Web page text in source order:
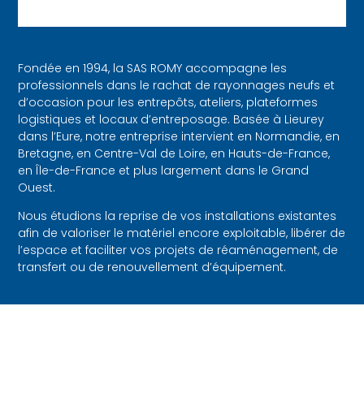
Fondée en 1994, la SAS ROMY accompagne les
professionnels dans le rachat de rayonnages neufs et
d’occasion pour les entrepôts, ateliers, plateformes
logistiques et locaux d’entreposage. Basée à Lieurey
dans l’Eure, notre entreprise intervient en Normandie, en
Bretagne, en Centre-Val de Loire, en Hauts-de-France,
en Île-de-France et plus largement dans le Grand
Ouest.
Nous étudions la reprise de vos installations existantes
afin de valoriser le matériel encore exploitable, libérer de
l’espace et faciliter vos projets de réaménagement, de
transfert ou de renouvellement d’équipement.